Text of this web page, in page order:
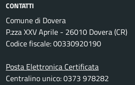
CONTATTI
Comune di Dovera
P.zza XXV Aprile - 26010 Dovera (CR)
Codice fiscale: 00330920190
Posta Elettronica Certificata
Centralino unico: 0373 978282